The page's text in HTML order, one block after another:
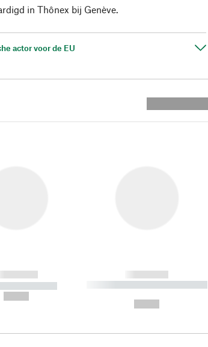
in Thônex bij Genève.
actor voor de EU
------------
-----------
------------
----------- ----------- ----------